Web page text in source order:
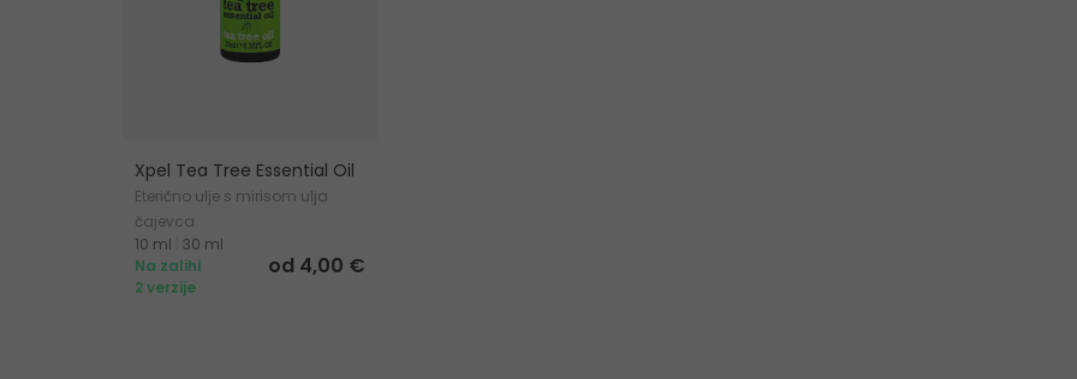
Xpel Tea Tree Essential Oil
Eterično ulje s mirisom ulja
čajevca
10 ml 30 ml
Na zalihi
2 verzije
od 4,00 €